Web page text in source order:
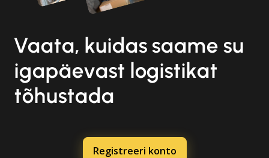
Vaata, kuidas saame su
igapäevast logistikat
tõhustada
Registreeri konto